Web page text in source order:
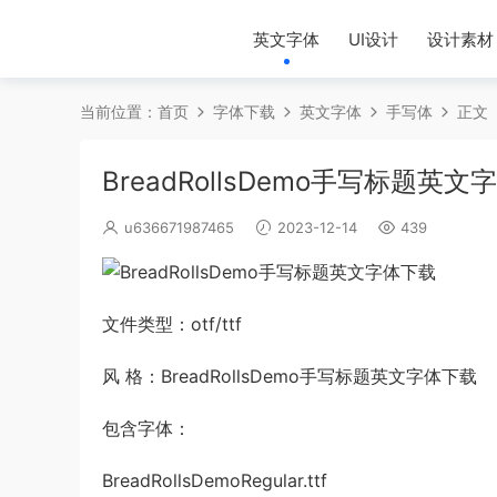
英文字体 UI设计 设计素材
当前位置： 首页 字体下载 英文字体 手写体 正文
BreadRollsDemo手写标题英文
u636671987465 2023-12-14 439
文件类型：otf/ttf
风 格：BreadRollsDemo手写标题英文字体下载
包含字体：
BreadRollsDemoRegular.ttf